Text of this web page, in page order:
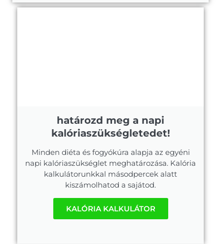
határozd meg a napi
kalóriaszükségletedet!
Minden diéta és fogyókúra alapja az egyéni
napi kalóriaszükséglet meghatározása. Kalória
kalkulátorunkkal másodpercek alatt
kiszámolhatod a sajátod.
KALÓRIA KALKULÁTOR